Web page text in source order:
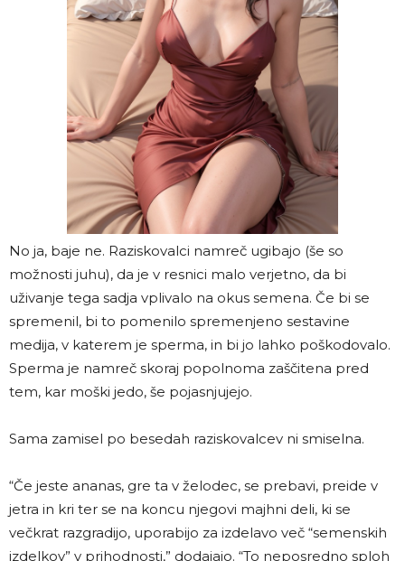
No ja, baje ne. Raziskovalci namreč ugibajo (še so
možnosti juhu), da je v resnici malo verjetno, da bi
uživanje tega sadja vplivalo na okus semena. Če bi se
spremenil, bi to pomenilo spremenjeno sestavine
medija, v katerem je sperma, in bi jo lahko poškodovalo.
Sperma je namreč skoraj popolnoma zaščitena pred
tem, kar moški jedo, še pojasnjujejo.
Sama zamisel po besedah raziskovalcev ni smiselna.
“Če jeste ananas, gre ta v želodec, se prebavi, preide v
jetra in kri ter se na koncu njegovi majhni deli, ki se
večkrat razgradijo, uporabijo za izdelavo več “semenskih
izdelkov” v prihodnosti,” dodajajo. “To neposredno sploh